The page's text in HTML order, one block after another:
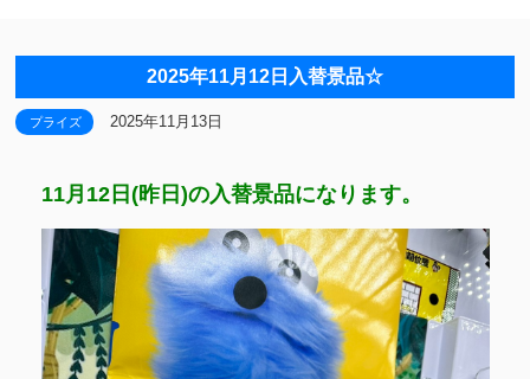
2025年11月12日入替景品☆
プライズ 2025年11月13日
11月12日(昨日)の入替景品になります。